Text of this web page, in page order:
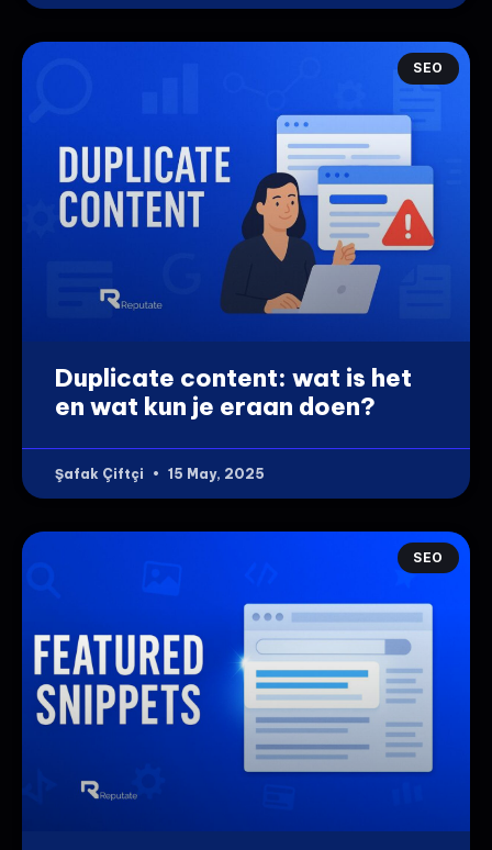
SEO
Duplicate content: wat is het
en wat kun je eraan doen?
Şafak Çiftçi 15 May, 2025
SEO